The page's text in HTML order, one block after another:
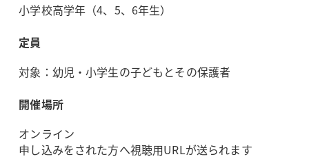
小学校高学年（4、5、6年生）
定員
対象：幼児・小学生の子どもとその保護者
開催場所
オンライン
申し込みをされた方へ視聴用URLが送られます